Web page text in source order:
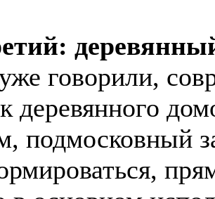
говорили,
деревянного
подмосковный